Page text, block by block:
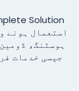
استعمال ہونے
ہوسٹنگ،
جیسی خدمات